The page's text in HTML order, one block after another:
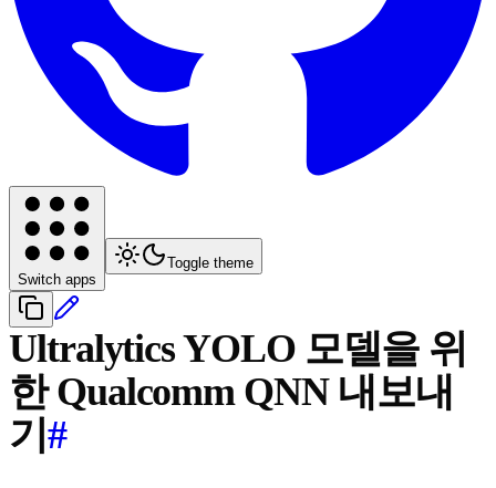
Switch apps
Toggle theme
Ultralytics YOLO 모델을 위
한 Qualcomm QNN 내보내
기 #